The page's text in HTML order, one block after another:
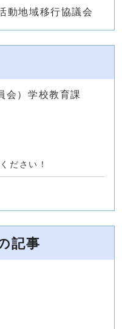
動地域移行協議会
会）学校教育課
ださい！
記事